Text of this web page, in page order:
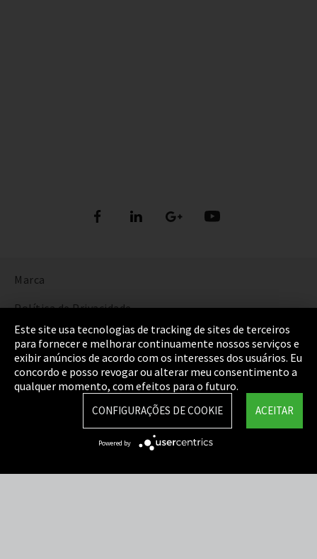
Marca
Política de Privacidade
Cookie Settings
Termos e Condições
Mapa do Site
Este site usa tecnologias de tracking de sites de terceiros
para fornecer e melhorar continuamente nossos serviços e
exibir anúncios de acordo com os interesses dos usuários. Eu
concordo e posso revogar ou alterar meu consentimento a
qualquer momento, com efeitos para o futuro.
ACEITAR
CONFIGURAÇÕES DE COOKIE
Powered by